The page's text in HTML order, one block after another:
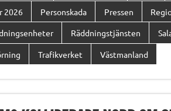
2026 Personskada Pressen
Räddningstjänsten
Trafikverket Västmanland